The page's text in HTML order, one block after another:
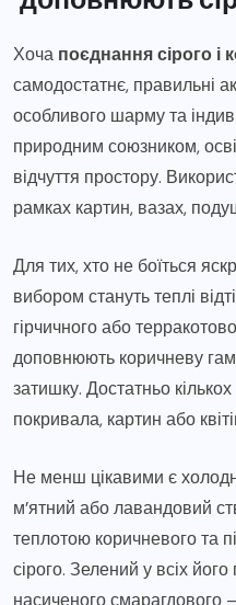
Хоча поєднання сірого і
самодостатнє, правильні
особливого шарму та
природним союзником,
відчуття простору.
рамках картин, вазах,
Для тих, хто не боїться
вибором стануть теплі
гірчичного або
доповнюють коричневу
затишку. Достатньо
покривала, картин або
Не менш цікавими є
м’ятний або лавандовий
теплотою коричневого та
сірого. Зелений у всіх
насиченого смарагдового